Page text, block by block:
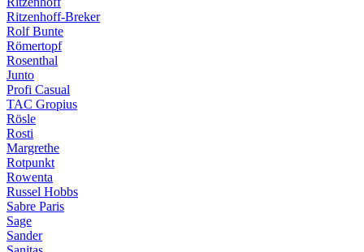
Ritzenhoff-Breker
Rolf Bunte
Römertopf
Rosenthal
Junto
Profi Casual
TAC Gropius
Rösle
Rosti
Margrethe
Rotpunkt
Rowenta
Russel Hobbs
Sabre Paris
Sage
Sander